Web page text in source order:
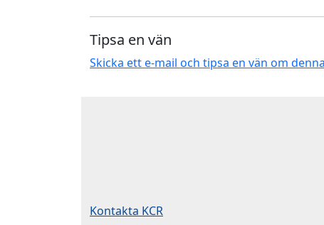
Tipsa en vän
Skicka ett e-mail och tipsa en vän om
Kontakta KCR